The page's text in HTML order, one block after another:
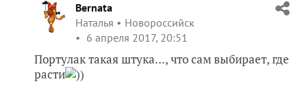
Bernata
Наталья
Новороссийск
6 апреля 2017, 20:51
Портулак такая штука..., что сам выбирает, где
расти
))